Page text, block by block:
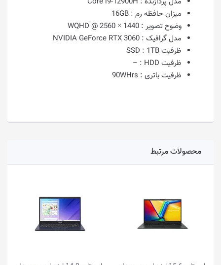
میزان حافظه رم : 16GB
وضوح تصویر : 1440 × 2560 @ WQHD
مدل گرافیک : NVIDIA GeForce RTX 3060
ظرفیت SSD :1TB
ظرفیت HDD :
–
ظرفیت باتری : 90WHrs
محصولات مرتبط